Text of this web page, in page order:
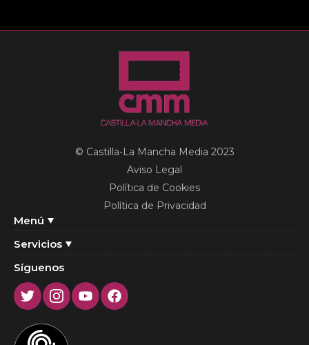
Menú
Servicios
© Castilla-La Mancha Media 2023
Aviso Legal
Política de Cookies
Política de Privacidad
Síguenos
TwitterInstagram
YoutubeFacebook